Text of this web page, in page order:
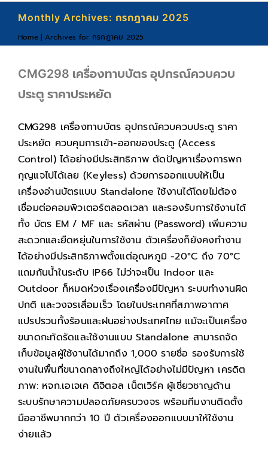
Monthly Archives: กรกฎาคม 2025
Home| Archives for กรกฎาคม 2025
CMG298 เครื่องทาบบัตร อุปกรณ์ควบควบ
ประตู ราคาประหยัด
CMG298 เครื่องทาบบัตร อุปกรณ์ควบควบประตู ราคา
ประหยัด ควบคุมการเข้า-ออกของประตู (Access
Control) ได้อย่างมีประสิทธิภาพ ตัดปัญหาเรื่องการพก
กุญแจไปได้เลย (Keyless) ด้วยการออกแบบให้เป็น
เครื่องอ่านบัตรแบบ Standalone ใช้งานได้โดยไม่ต้อง
เชื่อมต่อคอมพิวเตอร์ตลอดเวลา และรองรับการใช้งานได้
ทั้ง บัตร EM / MF และ รหัสผ่าน (Password) เพิ่มความ
สะดวกและยืดหยุ่นในการใช้งาน ตัวเครื่องก็ยังคงทำงาน
ได้อย่างมีประสิทธิภาพตั้งแต่อุณหภูมิ -20°C ถึง 70°C
แถมกันน้ำในระดับ IP66 ไม่ว่าจะเป็น Indoor และ
Outdoor ก็หมดห่วงเรื่องเครื่องมีปัญหา ระบบทำงานผิด
ปกติ และวงจรเสื่อมเร็ว โดยในประเทศที่สภาพอากาศ
แปรปรวนทั้งร้อนและฝนอย่างประเทศไทย แม้จะเป็นเครื่อง
ขนาดกะทัดรัดและใช้งานแบบ Standalone สามารถจัด
เก็บข้อมูลผู้ใช้งานได้มากถึง 1,000 รายชื่อ รองรับการใช้
งานในพื้นที่ขนาดกลางถึงใหญ่ได้อย่างไม่มีปัญหา เครดิต
ภาพ: หจก.เอเจเค ดิจิตอล เน็ตเวิร์ค ผู้เชี่ยวชาญด้าน
ระบบรักษาความปลอดภัยครบวงจร พร้อมทีมงานติดตั้ง
มืออาชีพมากกว่า 10 ปี ตัวเครื่องออกแบบมาให้ใช้งาน
ง่ายแล้ว